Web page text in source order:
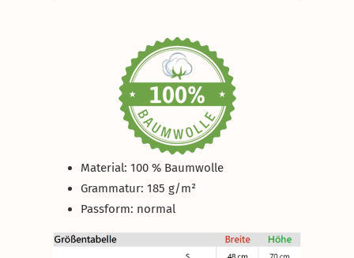
Material: 100 % Baumwolle
Grammatur: 185 g/m²
Passform: normal